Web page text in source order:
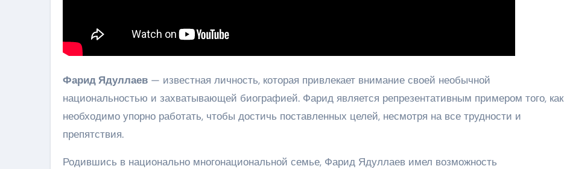
Фарид Ядуллаев — известная личность, которая привлекает внимание своей необычной
национальностью и захватывающей биографией. Фарид является репрезентативным примером того, как
необходимо упорно работать, чтобы достичь поставленных целей, несмотря на все трудности и
препятствия.
Родившись в национально многонациональной семье, Фарид Ядуллаев имел возможность